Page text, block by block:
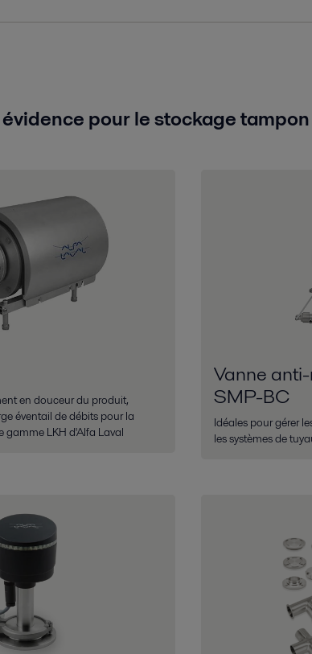
pour le stockage
en douceur du produit,
éventail de débits pour la
LKH d'Alfa Laval
Vanne
SMP-BC
Idéales pour gérer
les systèmes de